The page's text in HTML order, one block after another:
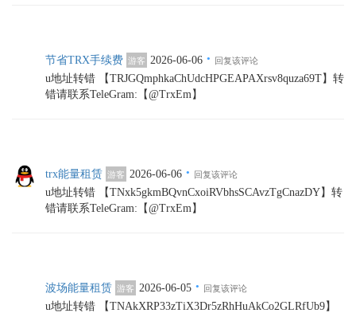
节省TRX手续费 游客 2026-06-06 · 回复该评论
u地址转错 【TRJGQmphkaChUdcHPGEAPAXrsv8quza69T】转
错请联系TeleGram:【@TrxEm】
trx能量租赁 游客 2026-06-06 · 回复该评论
u地址转错 【TNxk5gkmBQvnCxoiRVbhsSCAvzTgCnazDY】转
错请联系TeleGram:【@TrxEm】
波场能量租赁 游客 2026-06-05 · 回复该评论
u地址转错 【TNAkXRP33zTiX3Dr5zRhHuAkCo2GLRfUb9】